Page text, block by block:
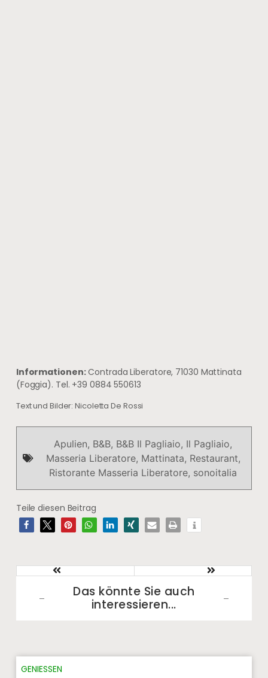
Informationen:Contrada Liberatore, 71030 Mattinata
(Foggia). Tel. +39 0884 550613
Text und Bilder: Nicoletta De Rossi
Apulien, B&B, B&B Il Pagliaio, Il Pagliaio,
Masseria Liberatore, Mattinata, Restaurant,
Ristorante Masseria Liberatore, sonoitalia
Teile diesen Beitrag
Das könnte Sie auch
interessieren...​
GENIESSEN